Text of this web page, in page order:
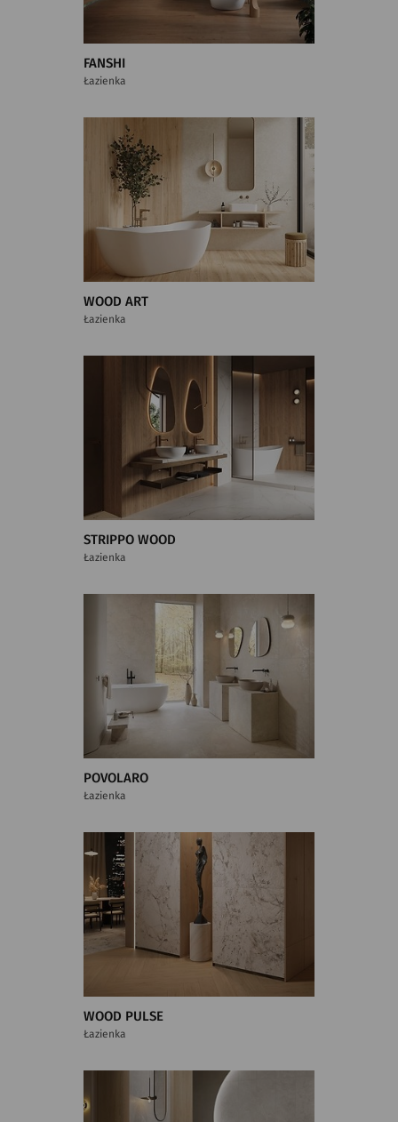
FANSHI
Łazienka
WOOD ART
Łazienka
STRIPPO WOOD
Łazienka
POVOLARO
Łazienka
WOOD PULSE
Łazienka